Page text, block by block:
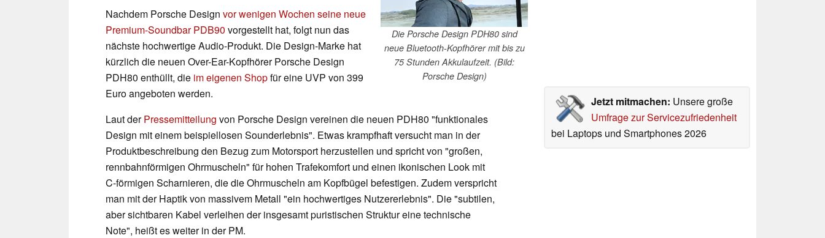
Die Porsche Design PDH80 sind
neue Bluetooth-Kopfhörer mit bis zu
75 Stunden Akkulaufzeit. (Bild:
Porsche Design)
Jetzt mitmachen: Unsere große
Umfrage zur Servicezufriedenheit
bei Laptops und Smartphones 2026
Nachdem Porsche Design vor wenigen Wochen seine neue
Premium-Soundbar PDB90 vorgestellt hat, folgt nun das
nächste hochwertige Audio-Produkt. Die Design-Marke hat
kürzlich die neuen Over-Ear-Kopfhörer Porsche Design
PDH80 enthüllt, die im eigenen Shopfür eine UVP von 399
Euro angeboten werden.
Laut derPressemitteilung von Porsche Design vereinen die neuen PDH80 "funktionales
Design mit einem beispiellosen Sounderlebnis". Etwas krampfhaft versucht man in der
Produktbeschreibung den Bezug zum Motorsport herzustellen und spricht von "großen,
rennbahnförmigen Ohrmuscheln" für hohen Trafekomfort und einen ikonischen Look mit
C-förmigen Scharnieren, die die Ohrmuscheln am Kopfbügel befestigen. Zudem verspricht
man mit der Haptik von massivem Metall "ein hochwertiges Nutzererlebnis". Die "subtilen,
aber sichtbaren Kabel verleihen der insgesamt puristischen Struktur eine technische
Note", heißt es weiter in der PM.